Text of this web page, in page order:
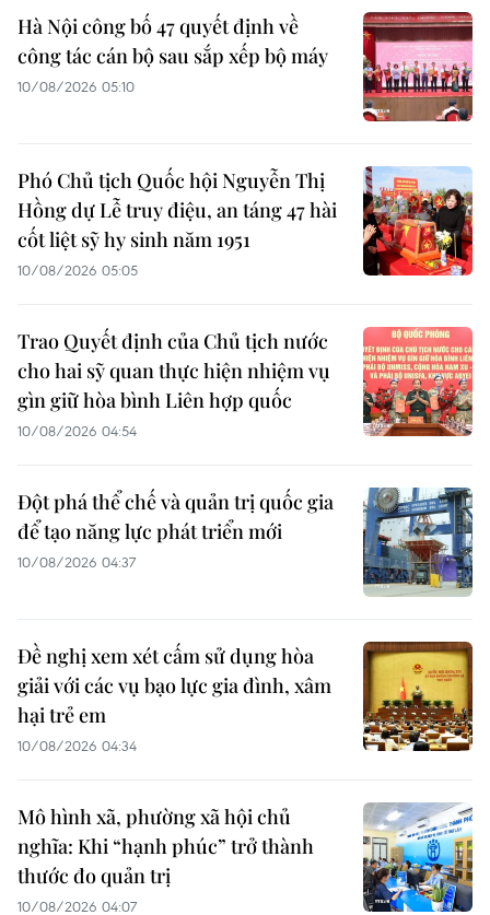
Hà Nội công bố 47 quyết định về
công tác cán bộ sau sắp xếp bộ máy
10/08/2026 05:10
Phó Chủ tịch Quốc hội Nguyễn Thị
Hồng dự Lễ truy điệu, an táng 47 hài
cốt liệt sỹ hy sinh năm 1951
10/08/2026 05:05
Trao Quyết định của Chủ tịch nước
cho hai sỹ quan thực hiện nhiệm vụ
gìn giữ hòa bình Liên hợp quốc
10/08/2026 04:54
Đột phá thể chế và quản trị quốc gia
để tạo năng lực phát triển mới
10/08/2026 04:37
Đề nghị xem xét cấm sử dụng hòa
giải với các vụ bạo lực gia đình, xâm
hại trẻ em
10/08/2026 04:34
Mô hình xã, phường xã hội chủ
nghĩa: Khi “hạnh phúc” trở thành
thước đo quản trị
10/08/2026 04:07